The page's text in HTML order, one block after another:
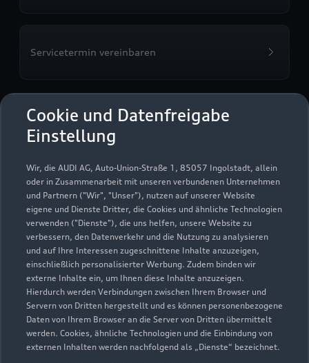
Cookie und Datenfreigabe
Einstellung
Wir, die AUDI AG, Auto-Union-Straße 1, 85057 Ingolstadt, allein
oder in Zusammenarbeit mit unseren verbundenen Unternehmen
und Partnern ("Wir", "Unser"), nutzen auf unserer Website
eigene und Dienste Dritter, die Cookies und ähnliche Technologien
verwenden ("Dienste"), die uns helfen, unsere Website zu
verbessern, den Datenverkehr und die Nutzung zu analysieren
und auf Ihre Interessen zugeschnittene Inhalte anzuzeigen,
einschließlich personalisierter Werbung. Zudem binden wir
externe Inhalte ein, um Ihnen diese Inhalte anzuzeigen.
Hierdurch werden Verbindungen zwischen Ihrem Browser und
Servern von Dritten hergestellt und es können personenbezogene
Daten von Ihrem Browser an die Server von Dritten übermittelt
werden. Cookies, ähnliche Technologien und die Einbindung von
externen Inhalten werden nachfolgend als „Dienste“ bezeichnet.
Servicetermin vereinbaren
Autohaus Illgen GmbH